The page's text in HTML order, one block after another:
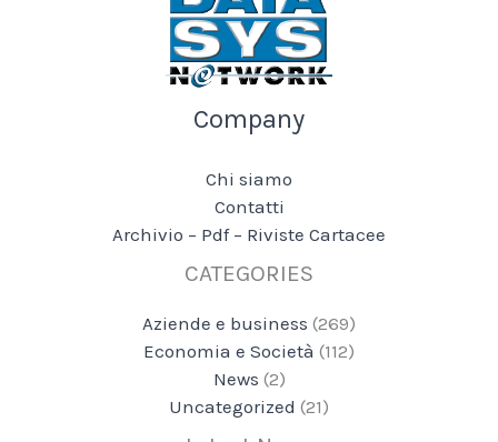
Company
Chi siamo
Contatti
Archivio – Pdf – Riviste Cartacee
CATEGORIES
Aziende e business (269)
Economia e Società (112)
News (2)
Uncategorized (21)